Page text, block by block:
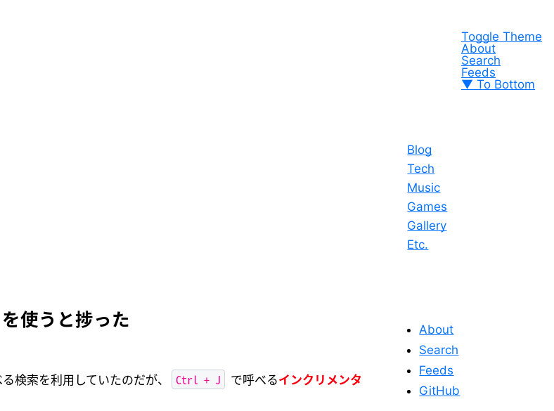
Toggle Theme
About
Search
Feeds
▼ To Bottom
Blog
Tech
Music
Games
Gallery
Etc.
使うと捗った
検索を利用していたのだが、 Ctrl + J で呼べるインクリメンタ
About
Search
Feeds
GitHub